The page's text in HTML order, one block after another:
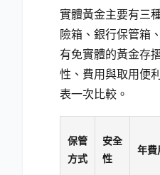
實體黃金主要有三
險箱、銀行保管箱
有免實體的黃金存
性、費用與取用便
表一次比較。
保管
方式
安全
性
年費